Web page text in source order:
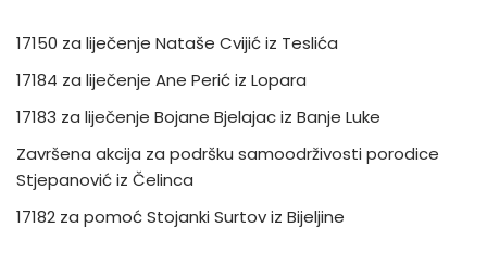
17150 za liječenje Nataše Cvijić iz Teslića
17184 za liječenje Ane Perić iz Lopara
17183 za liječenje Bojane Bjelajac iz Banje Luke
Završena akcija za podršku samoodrživosti porodice
Stjepanović iz Čelinca
17182 za pomoć Stojanki Surtov iz Bijeljine